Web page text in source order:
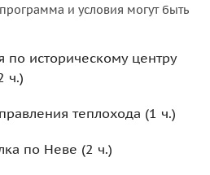
и условия могут быть
по историческому центру
ч.)
теплохода (1 ч.)
по Неве (2 ч.)